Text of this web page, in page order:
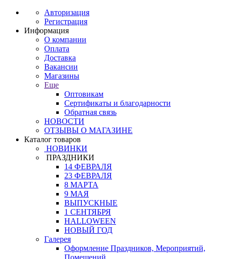
Авторизация
Регистрация
Информация
О компании
Оплата
Доставка
Вакансии
Магазины
Еще
Оптовикам
Сертификаты и благодарности
Обратная связь
НОВОСТИ
ОТЗЫВЫ О МАГАЗИНЕ
Каталог товаров
НОВИНКИ
ПРАЗДНИКИ
14 ФЕВРАЛЯ
23 ФЕВРАЛЯ
8 МАРТА
9 МАЯ
ВЫПУСКНЫЕ
1 СЕНТЯБРЯ
HALLOWEEN
НОВЫЙ ГОД
Галерея
Оформление Праздников, Мероприятий,
Помещений